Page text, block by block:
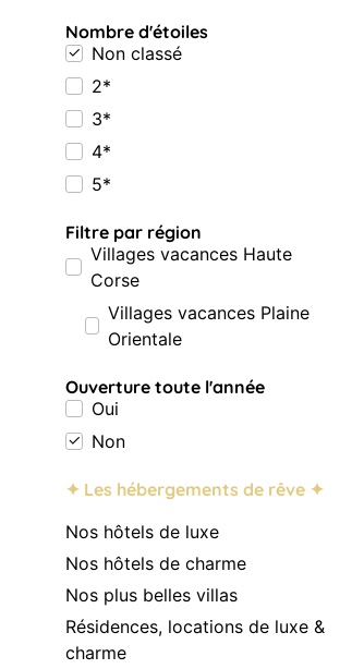
Nombre d'étoiles
Non classé
2*
3*
4*
5*
Filtre par région
Villages vacances Haute
Corse
Villages vacances Plaine
Orientale
Ouverture toute l'année
Oui
Non
✦ Les hébergements de rêve ✦
Nos hôtels de luxe
Nos hôtels de charme
Nos plus belles villas
Résidences, locations de luxe &
charme